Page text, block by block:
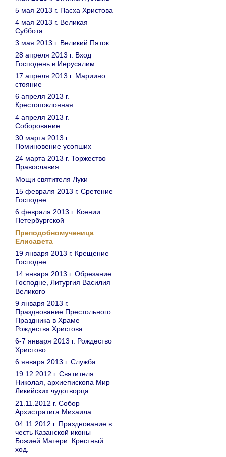
5 мая 2013 г. Пасха Христова
4 мая 2013 г. Великая
Суббота
3 мая 2013 г. Великий Пяток
28 апреля 2013 г. Вход
Господень в Иерусалим
17 апреля 2013 г. Мариино
стояние
6 апреля 2013 г.
Крестопоклонная.
4 апреля 2013 г.
Соборование
30 марта 2013 г.
Поминовение усопших
24 марта 2013 г. Торжество
Православия
Мощи святителя Луки
15 февраля 2013 г. Сретение
Господне
6 февраля 2013 г. Ксении
Петербургской
Преподобномученица
Елисавета
19 января 2013 г. Крещение
Господне
14 января 2013 г. Обрезание
Господне, Литургия Василия
Великого
9 января 2013 г.
Празднование Престольного
Праздника в Храме
Рождества Христова
6-7 января 2013 г. Рождество
Христово
6 января 2013 г. Служба
19.12.2012 г. Святителя
Николая, архиепископа Мир
Ликийских чудотворца
21.11.2012 г. Собор
Архистратига Михаила
04.11.2012 г. Празднование в
честь Казанской иконы
Божией Матери. Крестный
ход.